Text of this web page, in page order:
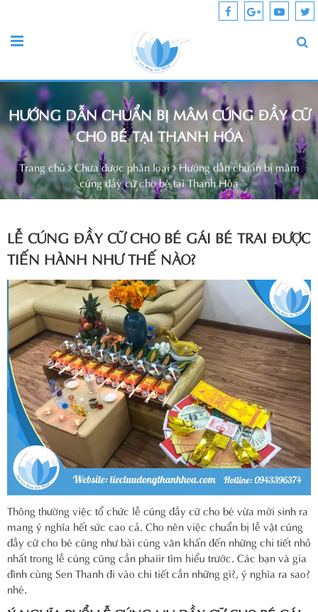
HƯỚNG DẪN CHUẨN BỊ MÂM CÚNG ĐẦY CỮ
CHO BÉ TẠI THANH HÓA
Trang chủ Chưa được phân loại Hướng dẫn chuẩn bị mâm
cúng đầy cữ cho bé tại Thanh Hóa
LỄ CÚNG ĐẦY CỮ CHO BÉ GÁI BÉ TRAI ĐƯỢC
TIẾN HÀNH NHƯ THẾ NÀO?
Thông thường việc tổ chức lễ cúng đầy cữ cho bé vừa mới sinh ra
mang ý nghĩa hết sức cao cả. Cho nên việc chuẩn bị lễ vật cúng
đầy cữ cho bé cũng như bài cúng văn khấn đến những chi tiết nhỏ
nhất trong lễ cúng cũng cần phaiir tìm hiểu trước. Các bạn và gia
đình cùng Sen Thanh đi vào chi tiết cần những gì?, ý nghĩa ra sao?
nhé.